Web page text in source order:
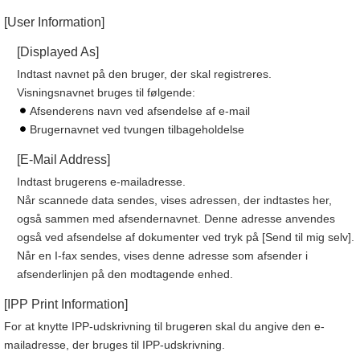
[User Information]
[Displayed As]
Indtast navnet på den bruger, der skal registreres.
Visningsnavnet bruges til følgende:
Afsenderens navn ved afsendelse af e-mail
Brugernavnet ved tvungen tilbageholdelse
[E-Mail Address]
Indtast brugerens e-mailadresse.
Når scannede data sendes, vises adressen, der indtastes her,
også sammen med afsendernavnet. Denne adresse anvendes
også ved afsendelse af dokumenter ved tryk på [Send til mig selv].
Når en I-fax sendes, vises denne adresse som afsender i
afsenderlinjen på den modtagende enhed.
[IPP Print Information]
For at knytte IPP-udskrivning til brugeren skal du angive den e-
mailadresse, der bruges til IPP-udskrivning.